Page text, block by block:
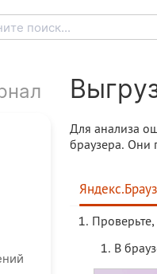
поиск...
Для анализа
браузера. Они
В